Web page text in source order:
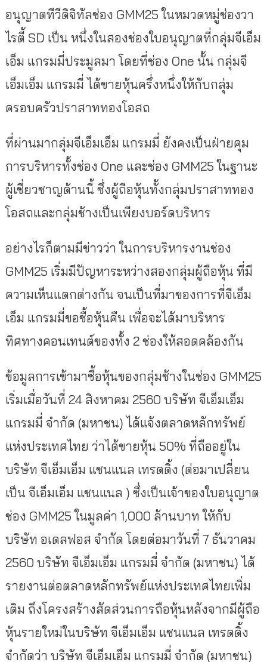
อนุญาตทีวีดิจิทัลช่อง GMM25 ในหมวดหมู่ช่องวา
ไรตี้ SD เป็น หนึ่งในสองช่องใบอนุญาตที่กลุ่มจีเอ็ม
เอ็ม แกรมมี่ประมูลมา โดยที่ช่อง One นั้น กลุ่มจี
เอ็มเอ็ม แกรมมี่ ได้ขายหุ้นครึ่งหนึ่งให้กับกลุ่ม
ครอบครัวปราสาททองโอสถ
ที่ผ่านมากลุ่มจีเอ็มเอ็ม แกรมมี่ ยังคงเป็นฝ่ายคุม
การบริหารทั้งช่อง One และช่อง GMM25 ในฐานะ
ผู้เชี่ยวชาญด้านนี้ ซึ่งผู้ถือหุ้นทั้งกลุ่มปราสาททอง
โอสถและกลุ่มช้างเป็นเพียงบอร์ดบริหาร
อย่างไรก็ตามมีข่าวว่า ในการบริหารงานช่อง
GMM25 เริ่มมีปัญหาระหว่างสองกลุ่มผู้ถือหุ้น ที่มี
ความเห็นแตกต่างกัน จนเป็นที่มาของการที่จีเอ็ม
เอ็ม แกรมมี่ขอซื้อหุ้นคืน เพื่อจะได้มาบริหาร
ทิศทางคอนเทนต์ของทั้ง 2 ช่องให้สอดคล้องกัน
ข้อมูลการเข้ามาซื้อหุ้นของกลุ่มช้างในช่อง GMM25
เริ่มเมื่อวันที่ 24 สิงหาคม 2560 บริษัท จีเอ็มเอ็ม
แกรมมี่ จำกัด (มหาชน) ได้แจ้งตลาดหลักทรัพย์
แห่งประเทศไทย ว่าได้ขายหุ้น 50% ที่ถืออยู่ใน
บริษัท จีเอ็มเอ็ม แชนแนล เทรดดิ้ง (ต่อมาเปลี่ยน
เป็น จีเอ็มเอ็ม แชนแนล ) ซึ่งเป็นเจ้าของใบอนุญาต
ช่อง GMM25 ในมูลค่า 1,000 ล้านบาท ให้กับ
บริษัท อเดลฟอส จำกัด โดยต่อมาวันที่ 7 ธันวาคม
2560 บริษัท จีเอ็มเอ็ม แกรมมี่ จำกัด (มหาชน) ได้
รายงานต่อตลาดหลักทรัพย์แห่งประเทศไทยเพิ่ม
เติม ถึงโครงสร้างสัดส่วนการถือหุ้นหลังจากมีผู้ถือ
หุ้นรายใหม่ในบริษัท จีเอ็มเอ็ม แชนแนล เทรดดิ้ง
จำกัดว่า บริษัท จีเอ็มเอ็ม แกรมมี่ จำกัด (มหาชน)